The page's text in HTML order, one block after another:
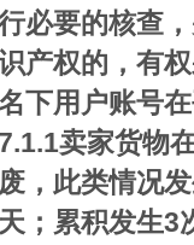
必要的核查
产权的，有
下用户账号
7.1.1卖家货物
废，此类情况
天；累积发生3